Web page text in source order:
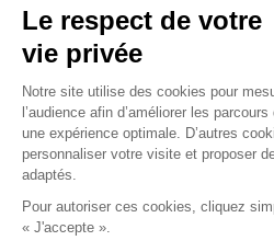
Nous contacter
01 39 75 21 30
Nous contacter